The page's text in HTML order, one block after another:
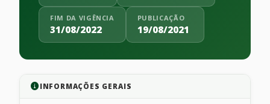
FIM DA VIGÊNCIA
31/08/2022
PUBLICAÇÃO
19/08/2021
INFORMAÇÕES GERAIS